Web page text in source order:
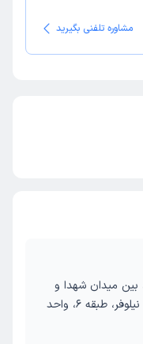
مشاوره تلفنی بگیرید
بین میدان شهدا و
چهارراه طالقانی، ساختمان نیلوفر، طبقه 6، واحد